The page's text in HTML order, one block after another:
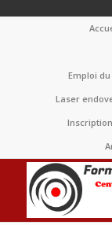
Emploi
Laser
Inscription